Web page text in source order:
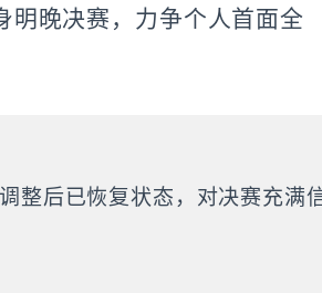
明晚决赛，力争个人首面全
整后已恢复状态，对决赛充满